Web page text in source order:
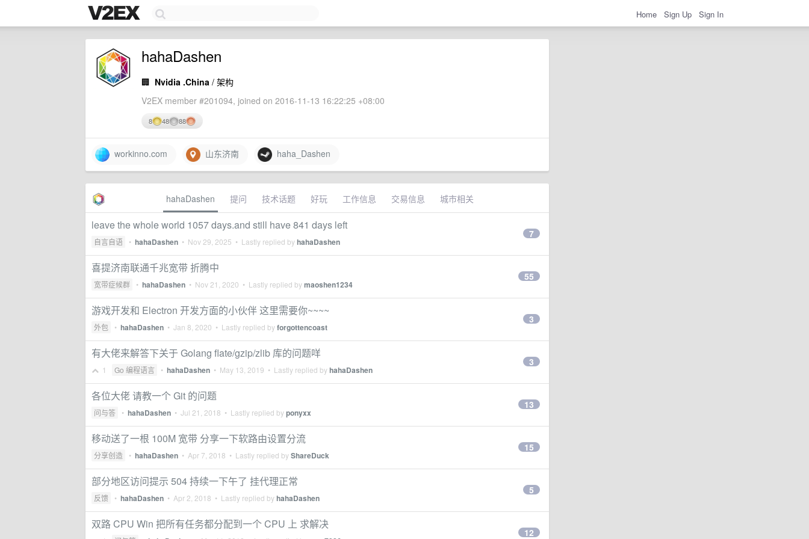
Home Sign Up Sign In
hahaDashen
🏢 Nvidia .China / 架构
V2EX member #201094, joined on 2016-11-13 16:22:25 +08:00
8 48 88
workinno.com 山东济南 haha_Dashen
hahaDashen 提问 技术话题 好玩 工作信息 交易信息 城市相关
leave the whole world 1057 days.and still have 841 days left
自言自语 • hahaDashen • Nov 29, 2025 • Lastly replied byhahaDashen
7
喜提济南联通千兆宽带 折腾中
宽带症候群 • hahaDashen • Nov 21, 2020 • Lastly replied bymaoshen1234
55
游戏开发和 Electron 开发方面的小伙伴 这里需要你~~~~
外包 • hahaDashen • Jan 8, 2020 • Lastly replied byforgottencoast
3
有大佬来解答下关于 Golang flate/gzip/zlib 库的问题咩
1 Go 编程语言 • hahaDashen • May 13, 2019 • Lastly replied byhahaDashen
3
各位大佬 请教一个 Git 的问题
问与答 • hahaDashen • Jul 21, 2018 • Lastly replied byponyxx
13
移动送了一根 100M 宽带 分享一下软路由设置分流
分享创造 • hahaDashen • Apr 7, 2018 • Lastly replied byShareDuck
15
部分地区访问提示 504 持续一下午了 挂代理正常
反馈 • hahaDashen • Apr 2, 2018 • Lastly replied byhahaDashen
5
双路 CPU Win 把所有任务都分配到一个 CPU 上 求解决
12